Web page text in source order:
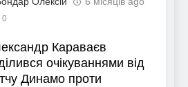
0
Караваєв
очікуваннями від
Динамо проти